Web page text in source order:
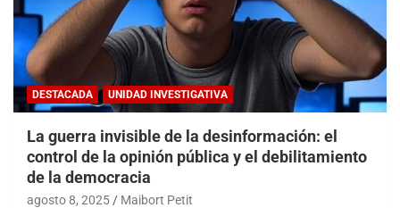
DESTACADA UNIDAD INVESTIGATIVA
La guerra invisible de la desinformación: el
control de la opinión pública y el debilitamiento
de la democracia
agosto 8, 2025 Maibort Petit